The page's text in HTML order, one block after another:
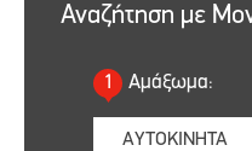
Αναζήτηση με
1 Αμάξωμα: